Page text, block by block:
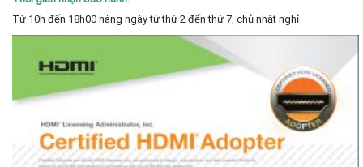
Từ 10h đến 18h00 hàng ngày từ thứ 2 đến thứ 7, chủ nhật nghỉ